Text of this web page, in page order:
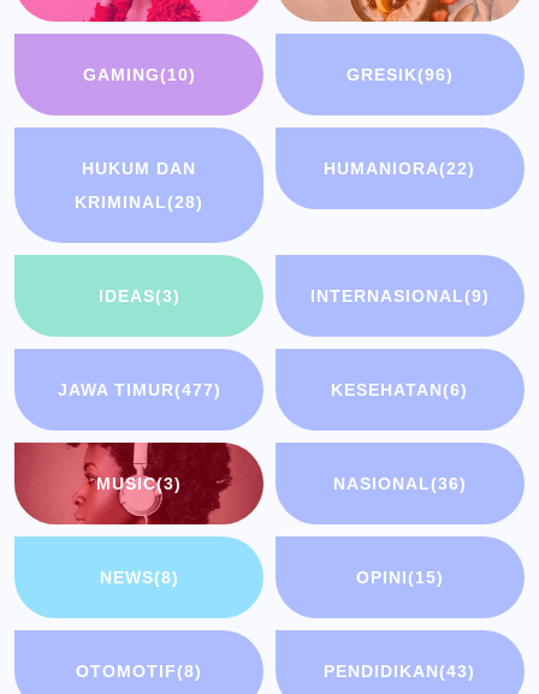
GAMING(10) GRESIK(96)
HUKUM DAN
KRIMINAL(28)
HUMANIORA(22)
IDEAS(3) INTERNASIONAL(9)
JAWA TIMUR(477) KESEHATAN(6)
MUSIC(3) NASIONAL(36)
NEWS(8) OPINI(15)
OTOMOTIF(8) PENDIDIKAN(43)